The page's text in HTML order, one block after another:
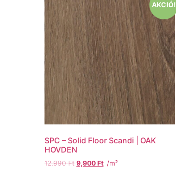
AKCIÓ!
SPC – Solid Floor Scandi | OAK
HOVDEN
12,990Ft 9,900Ft /m²